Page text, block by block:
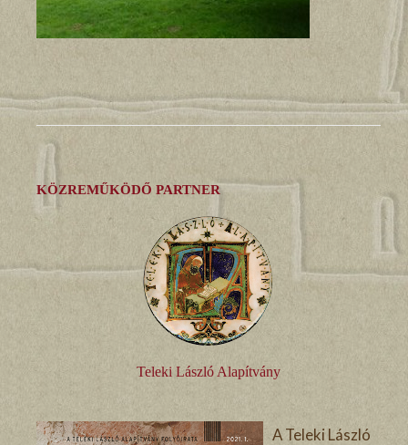
KÖZREMŰKÖDŐ PARTNER
Teleki László Alapítvány
A Teleki László